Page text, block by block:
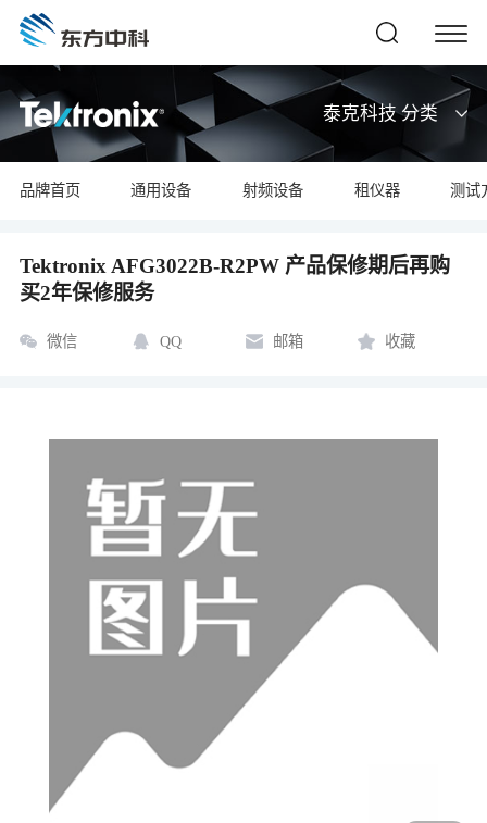
泰克科技 分类
品牌首页 通用设备 射频设备 租仪器 测试
Tektronix AFG3022B-R2PW 产品保修期后再购
买2年保修服务
微信 QQ 邮箱 收藏